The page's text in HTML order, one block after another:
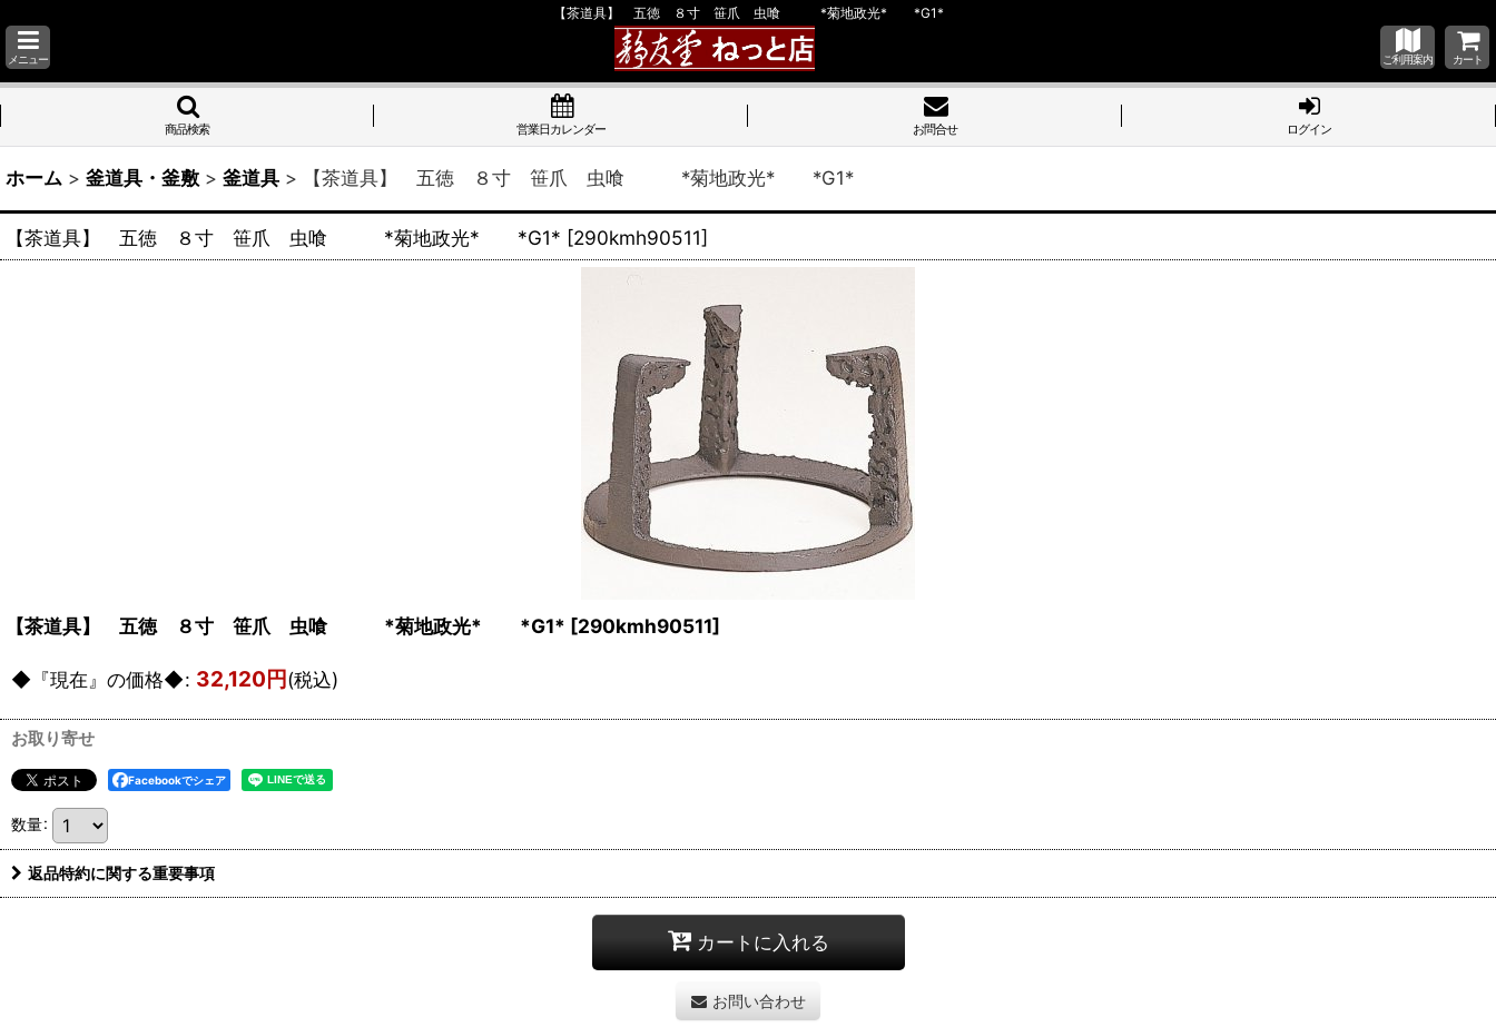
【茶道具】 五徳 ８寸 笹爪 虫喰 *菊地政光* *G1*
メニュー ご利用案内 カート
商品検索 営業日カレンダー お問合せ ログイン
ホーム > 釜道具・釜敷 > 釜道具 > 【茶道具】 五徳 ８寸 笹爪 虫喰 *菊地政光* *G1*
【茶道具】 五徳 ８寸 笹爪 虫喰 *菊地政光* *G1* [290kmh90511]
【茶道具】 五徳 ８寸 笹爪 虫喰 *菊地政光* *G1* [290kmh90511]
◆『現在』の価格◆: 32,120円(税込)
お取り寄せ
Facebookでシェア
数量:
返品特約に関する重要事項
カートに入れる
お問い合わせ